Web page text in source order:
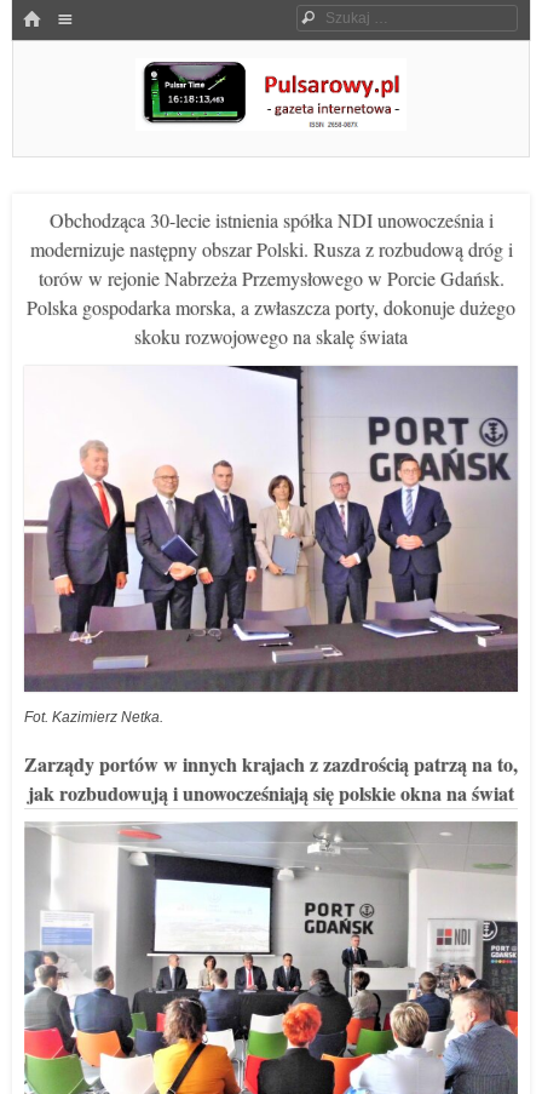
HOME Szukaj
Pulsarowy.pl
Obchodząca 30-lecie istnienia spółka NDI unowocześnia i
modernizuje następny obszar Polski. Rusza z rozbudową dróg i
torów w rejonie Nabrzeża Przemysłowego w Porcie Gdańsk.
Polska gospodarka morska, a zwłaszcza porty, dokonuje dużego
skoku rozwojowego na skalę świata
Fot. Kazimierz Netka.
Zarządy portów w innych krajach z zazdrością patrzą na to,
jak rozbudowują i unowocześniają się polskie okna na świat